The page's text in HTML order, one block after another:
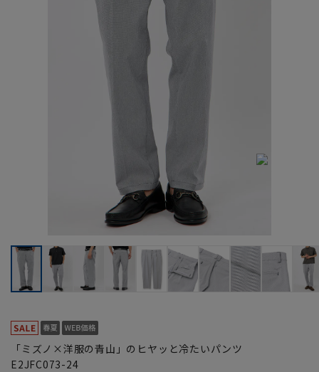
「ミズノ×洋服の青山」のヒヤッと冷たいパンツ
E2JFC073-24